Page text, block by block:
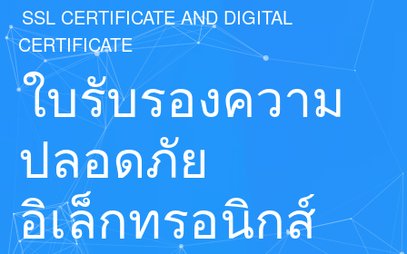
SSL CERTIFICATE AND DIGITAL
CERTIFICATE
ใบรับรองความ
ปลอดภัย
อิเล็กทรอนิกส์